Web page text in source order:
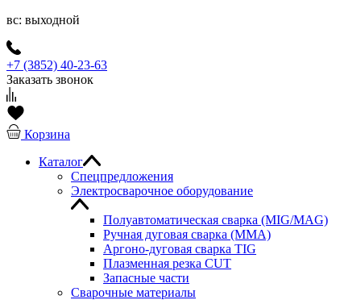
вс: выходной
+7 (3852) 40-23-63
Заказать звонок
Корзина
Каталог
Спецпредложения
Электросварочное оборудование
Полуавтоматическая сварка (MIG/MAG)
Ручная дуговая сварка (MMA)
Аргоно-дуговая сварка TIG
Плазменная резка CUT
Запасные части
Сварочные материалы